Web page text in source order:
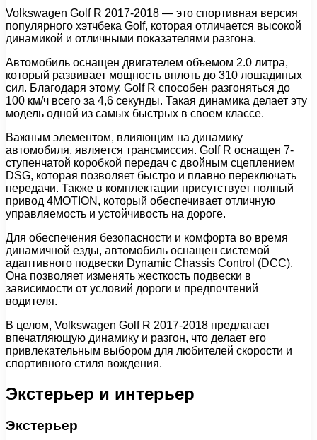
Volkswagen Golf R 2017-2018 — это спортивная версия
популярного хэтчбека Golf, которая отличается высокой
динамикой и отличными показателями разгона.
Автомобиль оснащен двигателем объемом 2.0 литра,
который развивает мощность вплоть до 310 лошадиных
сил. Благодаря этому, Golf R способен разгоняться до
100 км/ч всего за 4,6 секунды. Такая динамика делает эту
модель одной из самых быстрых в своем классе.
Важным элементом, влияющим на динамику
автомобиля, является трансмиссия. Golf R оснащен 7-
ступенчатой коробкой передач с двойным сцеплением
DSG, которая позволяет быстро и плавно переключать
передачи. Также в комплектации присутствует полный
привод 4MOTION, который обеспечивает отличную
управляемость и устойчивость на дороге.
Для обеспечения безопасности и комфорта во время
динамичной езды, автомобиль оснащен системой
адаптивного подвески Dynamic Chassis Control (DCC).
Она позволяет изменять жесткость подвески в
зависимости от условий дороги и предпочтений
водителя.
В целом, Volkswagen Golf R 2017-2018 предлагает
впечатляющую динамику и разгон, что делает его
привлекательным выбором для любителей скорости и
спортивного стиля вождения.
Экстерьер и интерьер
Экстерьер